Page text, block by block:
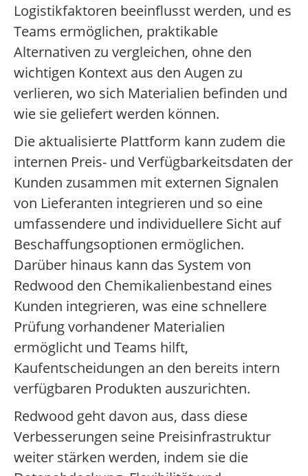
Logistikfaktoren beeinflusst werden, und es
Teams ermöglichen, praktikable
Alternativen zu vergleichen, ohne den
wichtigen Kontext aus den Augen zu
verlieren, wo sich Materialien befinden und
wie sie geliefert werden können.
Die aktualisierte Plattform kann zudem die
internen Preis- und Verfügbarkeitsdaten der
Kunden zusammen mit externen Signalen
von Lieferanten integrieren und so eine
umfassendere und individuellere Sicht auf
Beschaffungsoptionen ermöglichen.
Darüber hinaus kann das System von
Redwood den Chemikalienbestand eines
Kunden integrieren, was eine schnellere
Prüfung vorhandener Materialien
ermöglicht und Teams hilft,
Kaufentscheidungen an den bereits intern
verfügbaren Produkten auszurichten.
Redwood geht davon aus, dass diese
Verbesserungen seine Preisinfrastruktur
weiter stärken werden, indem sie die